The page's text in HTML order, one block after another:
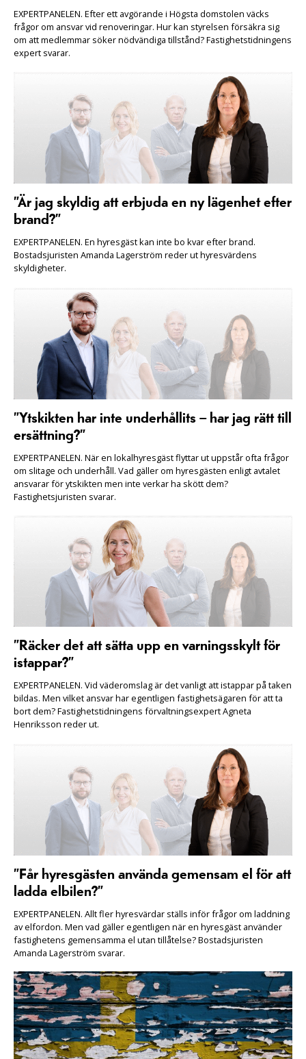
EXPERTPANELEN. Efter ett avgörande i Högsta domstolen väcks
frågor om ansvar vid renoveringar. Hur kan styrelsen försäkra sig
om att medlemmar söker nödvändiga tillstånd? Fastighetstidningens
expert svarar.
”Är jag skyldig att erbjuda en ny lägenhet efter
brand?”
EXPERTPANELEN. En hyresgäst kan inte bo kvar efter brand.
Bostadsjuristen Amanda Lagerström reder ut hyresvärdens
skyldigheter.
”Ytskikten har inte underhållits – har jag rätt till
ersättning?”
EXPERTPANELEN. När en lokalhyresgäst flyttar ut uppstår ofta frågor
om slitage och underhåll. Vad gäller om hyresgästen enligt avtalet
ansvarar för ytskikten men inte verkar ha skött dem?
Fastighetsjuristen svarar.
”Räcker det att sätta upp en varningsskylt för
istappar?”
EXPERTPANELEN. Vid väderomslag är det vanligt att istappar på taken
bildas. Men vilket ansvar har egentligen fastighetsägaren för att ta
bort dem? Fastighetstidningens förvaltningsexpert Agneta
Henriksson reder ut.
”Får hyresgästen använda gemensam el för att
ladda elbilen?”
EXPERTPANELEN. Allt fler hyresvärdar ställs inför frågor om laddning
av elfordon. Men vad gäller egentligen när en hyresgäst använder
fastighetens gemensamma el utan tillåtelse? Bostadsjuristen
Amanda Lagerström svarar.